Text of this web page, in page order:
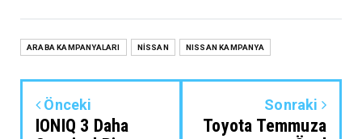
ARABA KAMPANYALARI NİSSAN NISSAN KAMPANYA
Önceki
IONIQ 3 Daha
Sonraki
Toyota Temmuza